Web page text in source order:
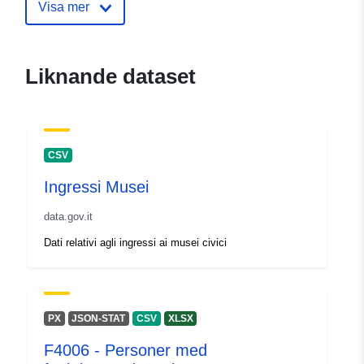
07 August 2026
Typ: Polygon
Identifierare:
gis-messolonghi-wms-only-
mes_oik-
Visa mer
Liknande dataset
CSV
Ingressi Musei
data.gov.it
Dati relativi agli ingressi ai musei civici
PX JSON-STAT CSV XLSX
F4006 - Personer med